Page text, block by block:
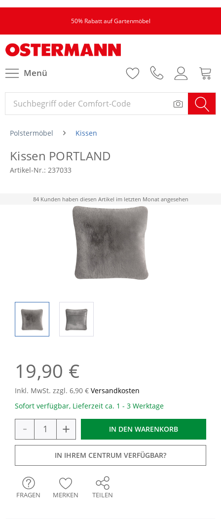
50% Rabatt auf Gartenmöbel
Menü
Polstermöbel Kissen
Kissen PORTLAND
Artikel-Nr.: 237033
84 Kunden haben diesen Artikel im letzten Monat angesehen
19,90 €
Inkl. MwSt. zzgl. 6,90 € Versandkosten
Sofort verfügbar, Lieferzeit ca. 1 - 3 Werktage
- + IN DEN WARENKORB
IN IHREM CENTRUM VERFÜGBAR?
FRAGEN MERKEN TEILEN